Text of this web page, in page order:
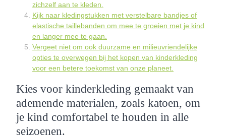
zichzelf aan te kleden.
Kijk naar kledingstukken met verstelbare bandjes of
elastische taillebanden om mee te groeien met je kind
en langer mee te gaan.
Vergeet niet om ook duurzame en milieuvriendelijke
opties te overwegen bij het kopen van kinderkleding
voor een betere toekomst van onze planeet.
Kies voor kinderkleding gemaakt van
ademende materialen, zoals katoen, om
je kind comfortabel te houden in alle
seizoenen.